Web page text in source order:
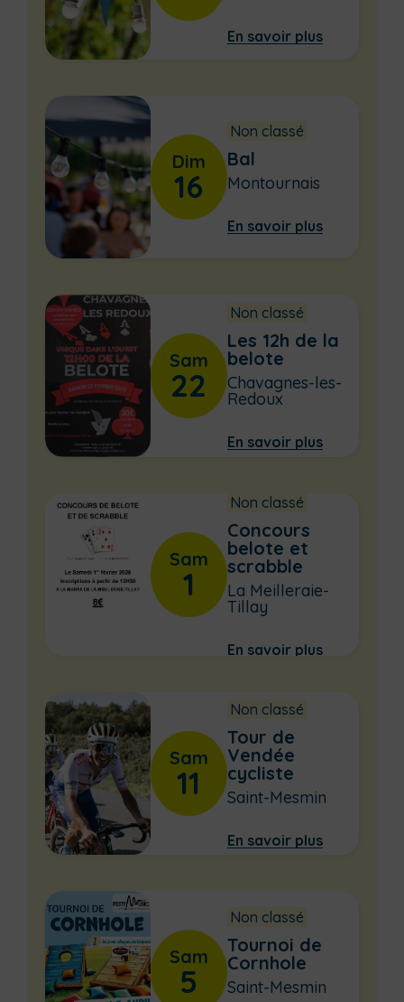
En savoir plus
Dim
16
Non classé
Bal
Montournais
En savoir plus
Sam
22
Non classé
Les 12h de la
belote
Chavagnes-les-
Redoux
En savoir plus
Sam
1
Non classé
Concours
belote et
scrabble
La Meilleraie-
Tillay
En savoir plus
Sam
11
Non classé
Tour de
Vendée
cycliste
Saint-Mesmin
En savoir plus
Sam
5
Non classé
Tournoi de
Cornhole
Saint-Mesmin